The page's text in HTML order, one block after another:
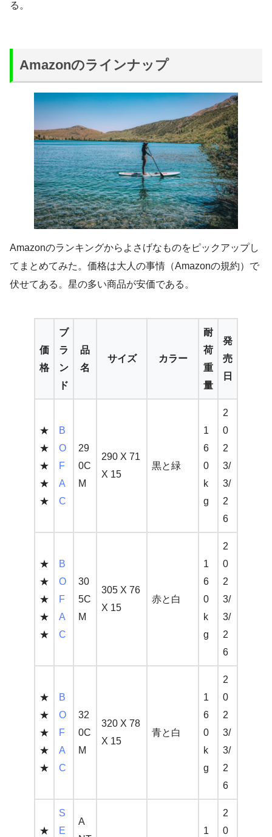
る。
Amazonのラインナップ
Amazonのランキングからよさげなものをピックアップし
てまとめてみた。価格は大人の事情（Amazonの規約）で
伏せてある。星の多い商品が安価である。
価
格
ブ
ラ
ン
ド
品
名
サイズ カラー
耐
荷
重
量
発
売
日
★
★
★
★
★
B
O
F
A
C
29
0C
M
290 X 71
X 15
黒と緑
1
6
0
k
g
2
0
2
3/
3/
2
6
★
★
★
★
★
B
O
F
A
C
30
5C
M
305 X 76
X 15
赤と白
1
6
0
k
g
2
0
2
3/
3/
2
6
★
★
★
★
★
B
O
F
A
C
32
0C
M
320 X 78
X 15
青と白
1
6
0
k
g
2
0
2
3/
3/
2
6
★
S
E
A
1
2
0